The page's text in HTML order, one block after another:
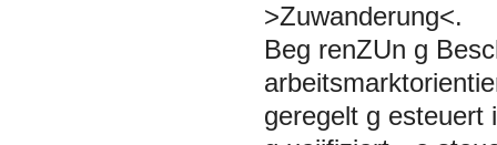
>Zuwanderung<.
Beg renZUn g
geregelt g esteuert